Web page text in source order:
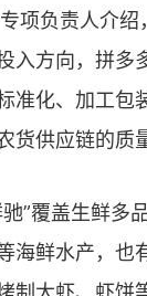
项负责人介绍
入方向，拼多
准化、加工包
货供应链的质
”覆盖生鲜多
海鲜水产，也